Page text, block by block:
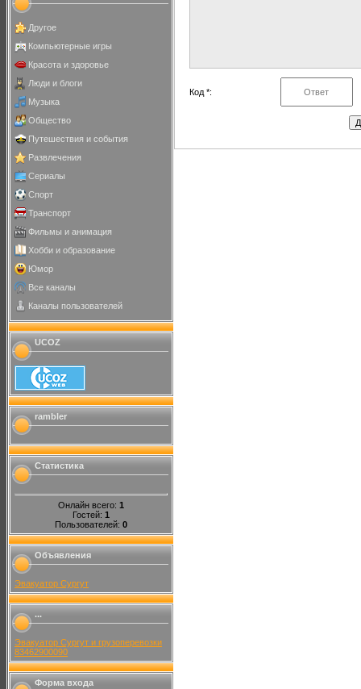
Другое
Компьютерные игры
Красота и здоровье
Люди и блоги
Музыка
Общество
Путешествия и события
Развлечения
Сериалы
Спорт
Транспорт
Фильмы и анимация
Хобби и образование
Юмор
Все каналы
Каналы пользователей
UCOZ
rambler
Статистика
Онлайн всего: 1
Гостей: 1
Пользователей: 0
Объявления
Эвакуатор Сургут
...
Эвакуатор Сургут и грузоперевозки
83462900090
Форма входа
Код *: